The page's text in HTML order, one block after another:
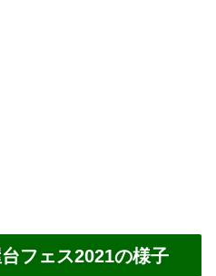
フェス2021の様子